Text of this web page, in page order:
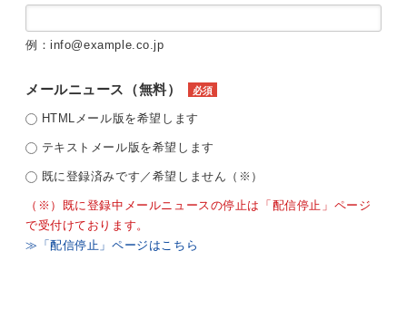
例：info@example.co.jp
メールニュース（無料） 必須
HTMLメール版を希望します
テキストメール版を希望します
既に登録済みです／希望しません（※）
（※）既に登録中メールニュースの停止は「配信停止」ページ
で受付けております。
≫「配信停止」ページはこちら